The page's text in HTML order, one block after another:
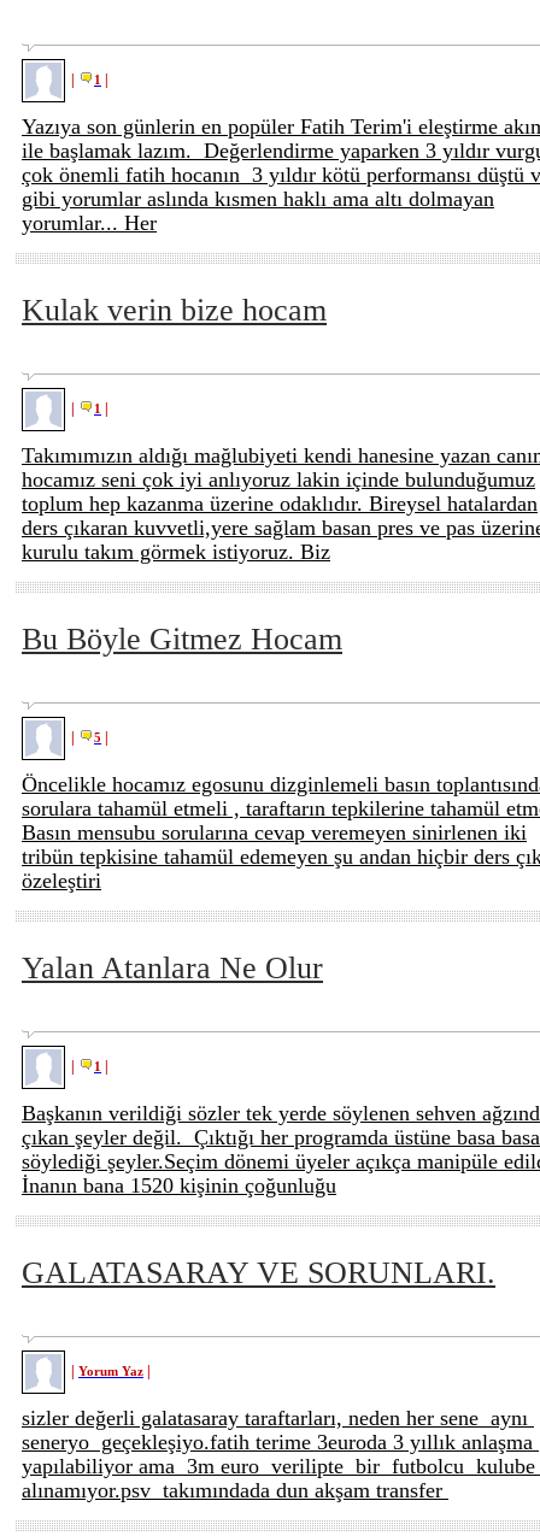
1
Yazıya son günlerin en popüler Fatih Terim'i eleştirme
ile başlamak lazım. Değerlendirme yaparken 3 yıldır
çok önemli fatih hocanın 3 yıldır kötü performansı düştü
gibi yorumlar aslında kısmen haklı ama altı dolmayan
yorumlar... Her
Kulak verin bize hocam
1
Takımımızın aldığı mağlubiyeti kendi hanesine yazan
hocamız seni çok iyi anlıyoruz lakin içinde bulunduğumuz
toplum hep kazanma üzerine odaklıdır. Bireysel hatalardan
ders çıkaran kuvvetli,yere sağlam basan pres ve pas
kurulu takım görmek istiyoruz. Biz
Bu Böyle Gitmez Hocam
5
Öncelikle hocamız egosunu dizginlemeli basın
sorulara tahamül etmeli , taraftarın tepkilerine tahamül
Basın mensubu sorularına cevap veremeyen sinirlenen iki
tribün tepkisine tahamül edemeyen şu andan hiçbir ders
özeleştiri
Yalan Atanlara Ne Olur
1
Başkanın verildiği sözler tek yerde söylenen sehven
çıkan şeyler değil. Çıktığı her programda üstüne basa basa
söylediği şeyler.Seçim dönemi üyeler açıkça manipüle
İnanın bana 1520 kişinin çoğunluğu
GALATASARAY VE SORUNLARI.
Yorum Yaz
sizler değerli galatasaray taraftarları, neden her sene aynı
seneryo geçekleşiyo.fatih terime 3euroda 3 yıllık anlaşma
yapılabiliyor ama 3m euro verilipte bir futbolcu kulube
alınamıyor.psv takımındada dun akşam transfer